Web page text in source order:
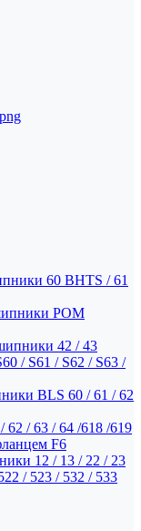
60 BHTS / 61
POM
42 / 43
/ S61 / S62 / S63 /
BLS 60 / 61 / 62
/ 63 / 64 /618 /619
F6
12 / 13 / 22 / 23
/ 523 / 532 / 533